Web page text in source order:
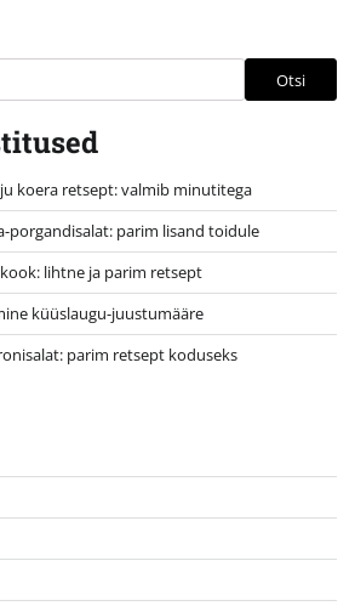
Otsi
koera retsept: valmib minutitega
porgandisalat: parim lisand toidule
lihtne ja parim retsept
küüslaugu-juustumääre
parim retsept koduseks